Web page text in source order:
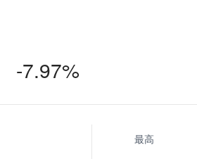
-7.97%
最高